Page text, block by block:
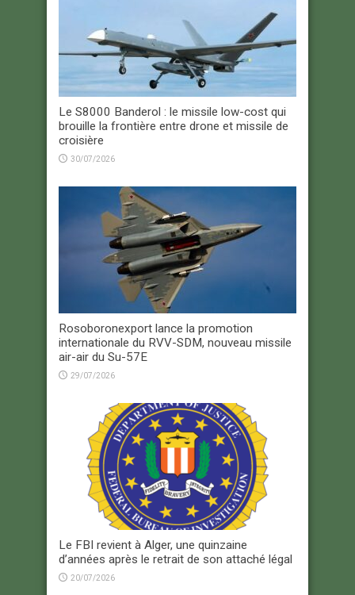
Le S8000 Banderol : le missile low-cost qui
brouille la frontière entre drone et missile de
croisière
30/07/2026
Rosoboronexport lance la promotion
internationale du RVV-SDM, nouveau missile
air-air du Su-57E
29/07/2026
Le FBI revient à Alger, une quinzaine
d’années après le retrait de son attaché légal
20/07/2026